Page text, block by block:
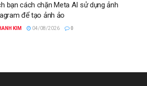
bạn cách chặn Meta AI sử dụng ảnh
để tạo ảnh ảo
KIM 04/08/2026 0